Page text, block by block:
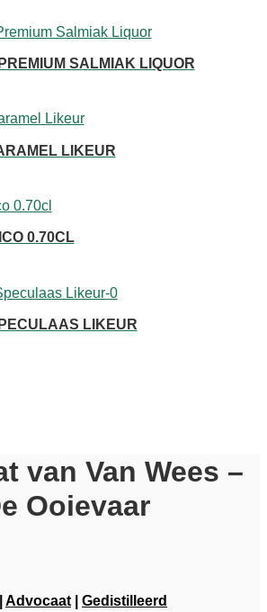
SALMIAK LIQUOR
LIKEUR
0.70CL
LIKEUR
van Van Wees –
Ooievaar
Advocaat Gedistilleerd